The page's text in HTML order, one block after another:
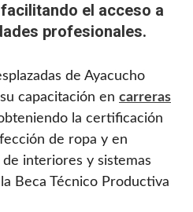
el acceso a
profesionales.
de Ayacucho
capacitación en carreras
la certificación
de ropa y en
interiores y sistemas
Beca Técnico Productiva